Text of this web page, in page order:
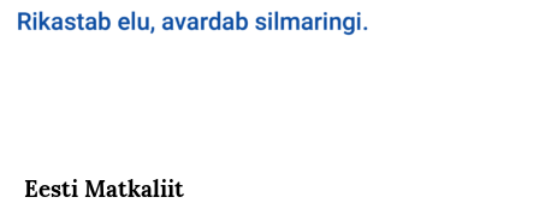
Eesti Matkaliit